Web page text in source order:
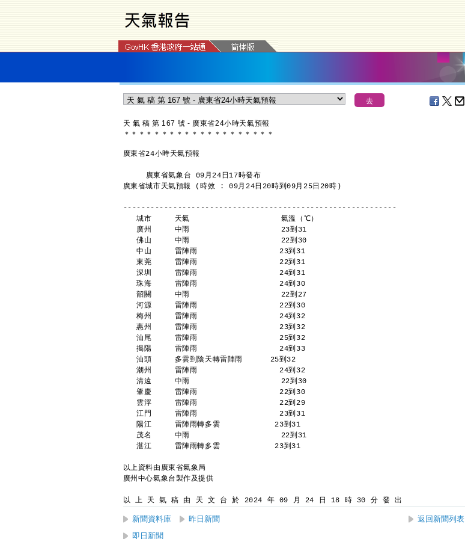
天 氣 稿 第 167 號 - 廣東省24小時天氣預報
＊ ＊ ＊ ＊ ＊ ＊ ＊ ＊ ＊ ＊ ＊ ＊ ＊ ＊ ＊ ＊ ＊ ＊ ＊ ＊
廣東省24小時天氣預報
     廣東省氣象台 09月24日17時發布
廣東省城市天氣預報 (時效 : 09月24日20時到09月25日20時)
------------------------------------------------------------
   城市     天氣                    氣溫（℃）
   廣州     中雨                    23到31
   佛山     中雨                    22到30
   中山     雷陣雨                  23到31
   東莞     雷陣雨                  22到31
   深圳     雷陣雨                  24到31
   珠海     雷陣雨                  24到30
   韶關     中雨                    22到27
   河源     雷陣雨                  22到30
   梅州     雷陣雨                  24到32
   惠州     雷陣雨                  23到32
   汕尾     雷陣雨                  25到32
   揭陽     雷陣雨                  24到33
   汕頭     多雲到陰天轉雷陣雨      25到32
   潮州     雷陣雨                  24到32
   清遠     中雨                    22到30
   肇慶     雷陣雨                  22到30
   雲浮     雷陣雨                  22到29
   江門     雷陣雨                  23到31
   陽江     雷陣雨轉多雲            23到31
   茂名     中雨                    22到31
   湛江     雷陣雨轉多雲            23到31
以上資料由廣東省氣象局
廣州中心氣象台製作及提供
以 上 天 氣 稿 由 天 文 台 於 2024 年 09 月 24 日 18 時 30 分 發 出
新聞資料庫 昨日新聞 返回新聞列表
即日新聞